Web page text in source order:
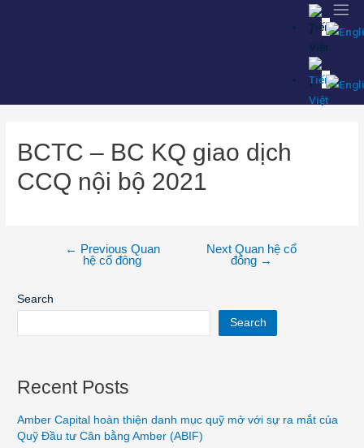
BCTC – BC KQ giao dịch
CCQ nội bộ 2021
← Previous Quan
hệ cổ đông
Next Quan hệ cổ
đông →
Search
Search
Recent Posts
Amber Capital hoàn thiện danh mục quỹ mở với sự ra mắt của
Quỹ Đầu tư Cân bằng Amber (ABIF)